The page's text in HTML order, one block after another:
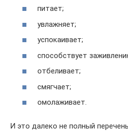
питает;
увлажняет;
успокаивает;
способствует
отбеливает;
смягчает;
омолаживает.
И это далеко не полный